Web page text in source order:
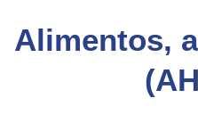
Alimentos,